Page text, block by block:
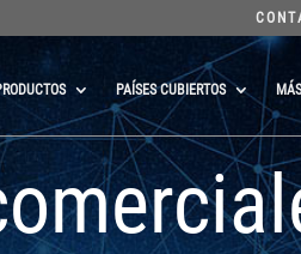
PAÍSES CUBIERTOS